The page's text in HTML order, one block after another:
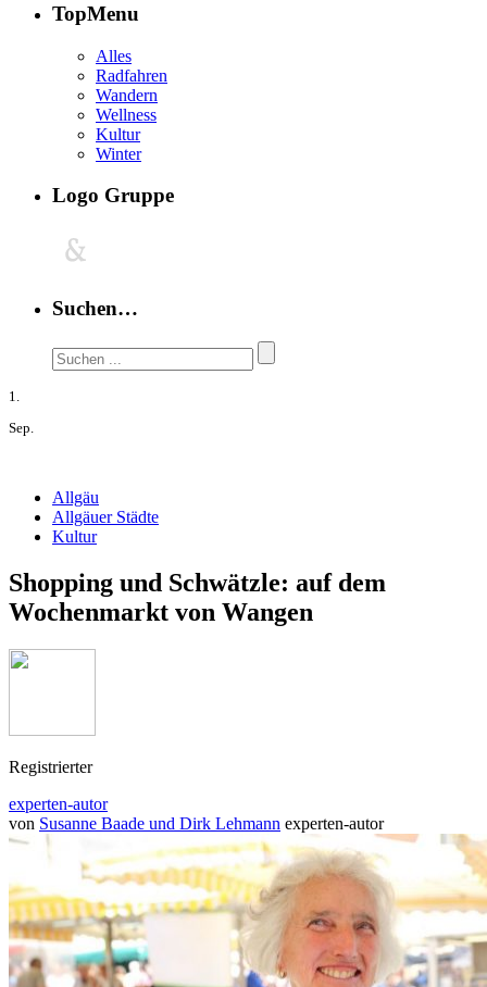
TopMenu
Alles
Radfahren
Wandern
Wellness
Kultur
Winter
Logo Gruppe
Suchen…
1.
Sep.
Allgäu
Allgäuer Städte
Kultur
Shopping und Schwätzle: auf dem
Wochenmarkt von Wangen
Registrierter
experten-autor
von Susanne Baade und Dirk Lehmann experten-autor